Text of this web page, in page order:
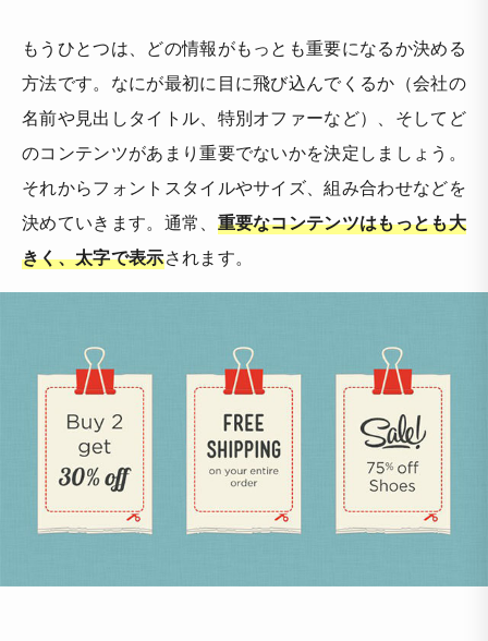
もうひとつは、どの情報がもっとも重要になるか決める
方法です。なにが最初に目に飛び込んでくるか（会社の
名前や見出しタイトル、特別オファーなど）、そしてど
のコンテンツがあまり重要でないかを決定しましょう。
それからフォントスタイルやサイズ、組み合わせなどを
決めていきます。通常、 重要なコンテンツはもっとも大
きく、太字で表示されます。